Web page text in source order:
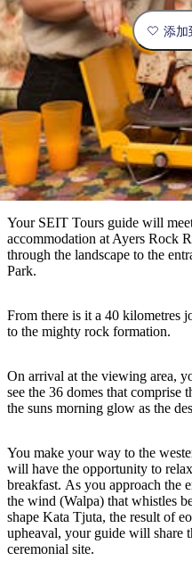
的
地
内
陆
和
户
外
区
探
索
活
动
行
者
类
型
精
选
榜
单
规
划
您
的
预
订
实
用
信
息
工
具
Sign
up
添加
Your SEIT Tours guide will
accommodation at Ayers Rock
through the landscape to the
Park.
From there is it a 40 kilometres
to the mighty rock formation.
On arrival at the viewing area,
see the 36 domes that
the suns morning glow as the
You make your way to the
will have the opportunity to
breakfast. As you approach the
the wind (Walpa) that whistles
shape Kata Tjuta, the result of
upheaval, your guide will share
ceremonial site.